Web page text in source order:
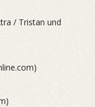
/ Tristan und